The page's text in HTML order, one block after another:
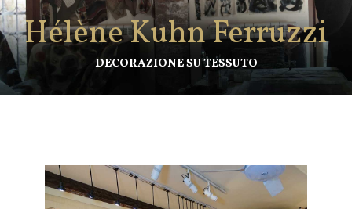
Hélène Kuhn Ferruzzi
DECORAZIONE SU TESSUTO